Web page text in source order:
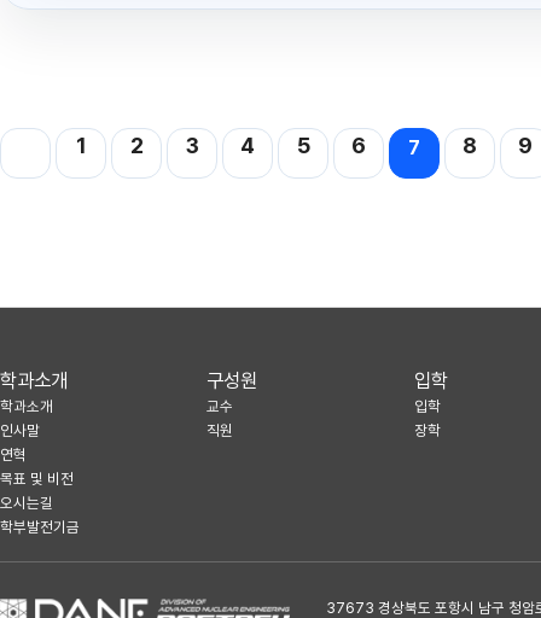
1 2 3 4 5 6 7 8 9
다음 맨끝
학과소개
학과소개
인사말
연혁
목표 및 비전
오시는길
학부발전기금
구성원
교수
직원
입학
입학
장학
37673 경상북도 포항시 남구 청암